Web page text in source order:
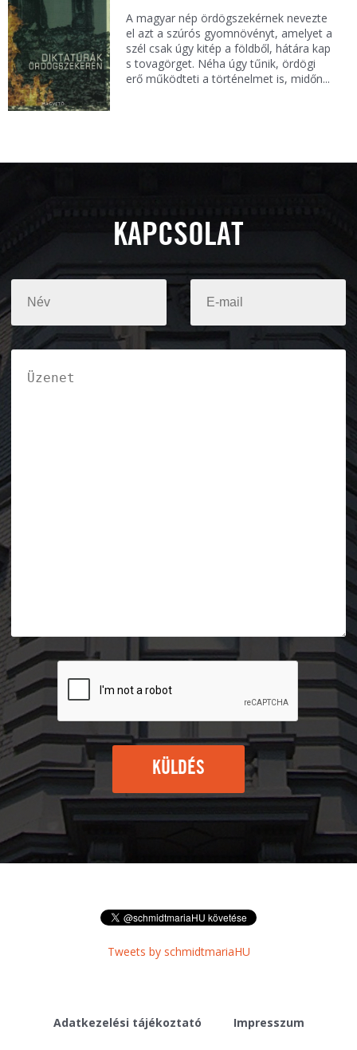
A magyar nép ördögszekérnek nevezte
el azt a szúrós gyomnövényt, amelyet a
szél csak úgy kitép a földből, hátára kap
s tovagörget. Néha úgy tűnik, ördögi
erő működteti a történelmet is, midőn...
KAPCSOLAT
KÜLDÉS
Tweets by schmidtmariaHU
Adatkezelési tájékoztató Impresszum